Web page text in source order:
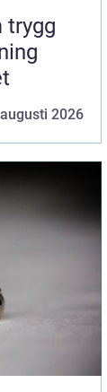
2026